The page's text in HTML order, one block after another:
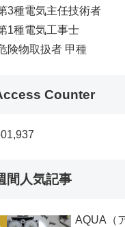
3種電気主任技術者
1種電気工事士
険物取扱者 甲種
Counter
間人気記事
AQUA（